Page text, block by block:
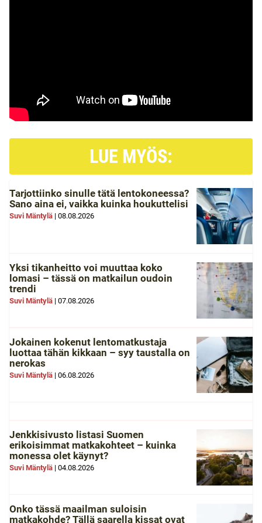
LUE MYÖS:
Tarjottiinko sinulle tätä lentokoneessa?
Sano aina ei, vaikka kuinka houkuttelisi
Suvi Mäntylä | 08.08.2026
Yksi tikanheitto voi muuttaa koko
lomasi – tässä on matkailun oudoin
trendi
Suvi Mäntylä | 07.08.2026
Jokainen kokenut lentomatkustaja
luottaa tähän kikkaan – syy taustalla on
nerokas
Suvi Mäntylä | 06.08.2026
Jenkkisivusto listasi Suomen
erikoisimmat matkakohteet – kuinka
monessa olet käynyt?
Suvi Mäntylä | 04.08.2026
Onko tässä maailman suloisin
matkakohde? Tällä saarella kissat ovat